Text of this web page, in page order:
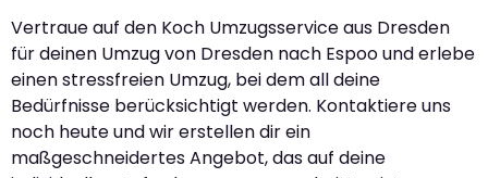
Vertraue auf den Koch Umzugsservice aus Dresden
für deinen Umzug von Dresden nach Espoo und erlebe
einen stressfreien Umzug, bei dem all deine
Bedürfnisse berücksichtigt werden. Kontaktiere uns
noch heute und wir erstellen dir ein
maßgeschneidertes Angebot, das auf deine